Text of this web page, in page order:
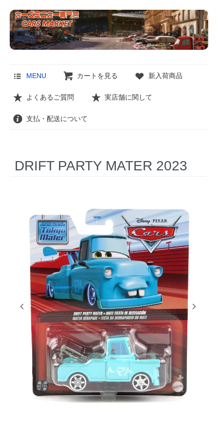
MENU カートを見る 新入荷商品
よくあるご質問 実店舗に関して
支払・配送について
DRIFT PARTY MATER 2023